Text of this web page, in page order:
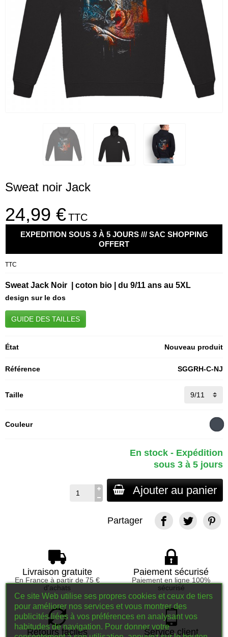
Sweat noir Jack
24,99 €TTC
EXPEDITION SOUS 3 À 5 JOURS /// SAC SHOPPING
OFFERT
TTC
Sweat Jack Noir | coton bio | du 9/11 ans au 5XL
design sur le dos
GUIDE DES TAILLES
État Nouveau produit
Référence SGGRH-C-NJ
Taille
Couleur
En stock - Expédition
sous 3 à 5 jours
Ajouter au panier
Partager
Livraison gratuite
En France à partir de 75 €
d'achats
Paiement sécurisé
Paiement en ligne 100%
sécurisé
Retours faciles Service client
Ce site Web utilise ses propres cookies et ceux de tiers
pour améliorer nos services et vous montrer des
publicités liées à vos préférences en analysant vos
habitudes de navigation. Pour donner votre